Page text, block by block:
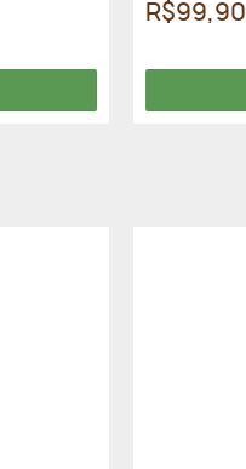
R$99,90